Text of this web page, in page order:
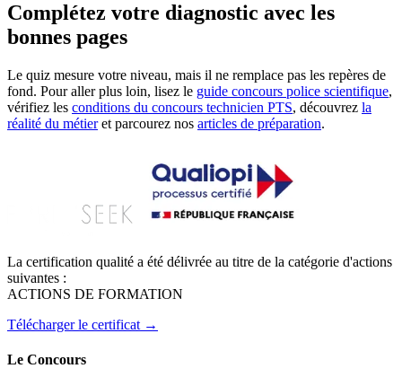
Complétez votre diagnostic avec les
bonnes pages
Le quiz mesure votre niveau, mais il ne remplace pas les repères de
fond. Pour aller plus loin, lisez le guide concours police scientifique,
vérifiez les conditions du concours technicien PTS, découvrez la
réalité du métier et parcourez nos articles de préparation.
La certification qualité a été délivrée au titre de la catégorie d'actions
suivantes :
ACTIONS DE FORMATION
Télécharger le certificat →
Le Concours